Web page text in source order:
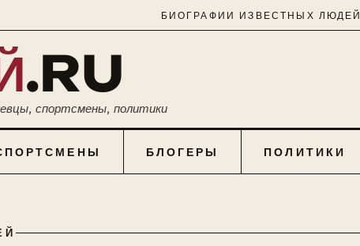
БИОГРАФИИ ИЗВЕСТНЫХ ЛЮДЕЙ
.RU
спортсмены, политики
БЛОГЕРЫ ПОЛИТИКИ